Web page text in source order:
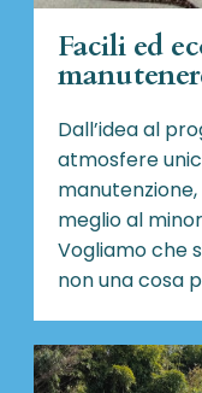
Facili ed
Dall’idea al
atmosfere
meglio al
Vogliamo che
non una cosa